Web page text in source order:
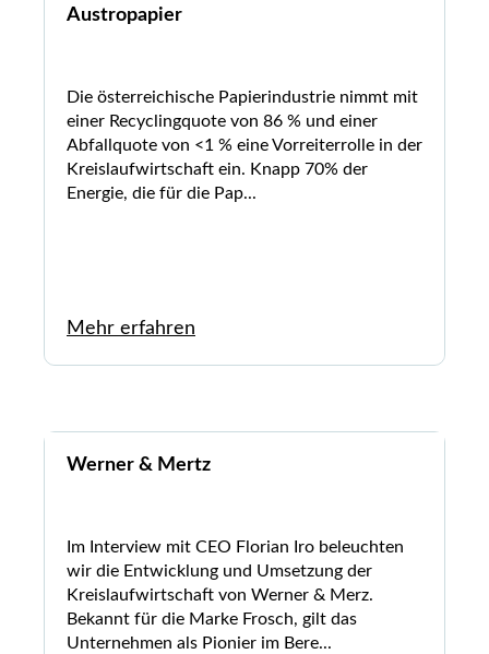
Austropapier
Die österreichische Papierindustrie nimmt mit
einer Recyclingquote von 86 % und einer
Abfallquote von <1 % eine Vorreiterrolle in der
Kreislaufwirtschaft ein. Knapp 70% der
Energie, die für die Pap...
Mehr erfahren
Werner & Mertz
Im Interview mit CEO Florian Iro beleuchten
wir die Entwicklung und Umsetzung der
Kreislaufwirtschaft von Werner & Merz.
Bekannt für die Marke Frosch, gilt das
Unternehmen als Pionier im Bere...